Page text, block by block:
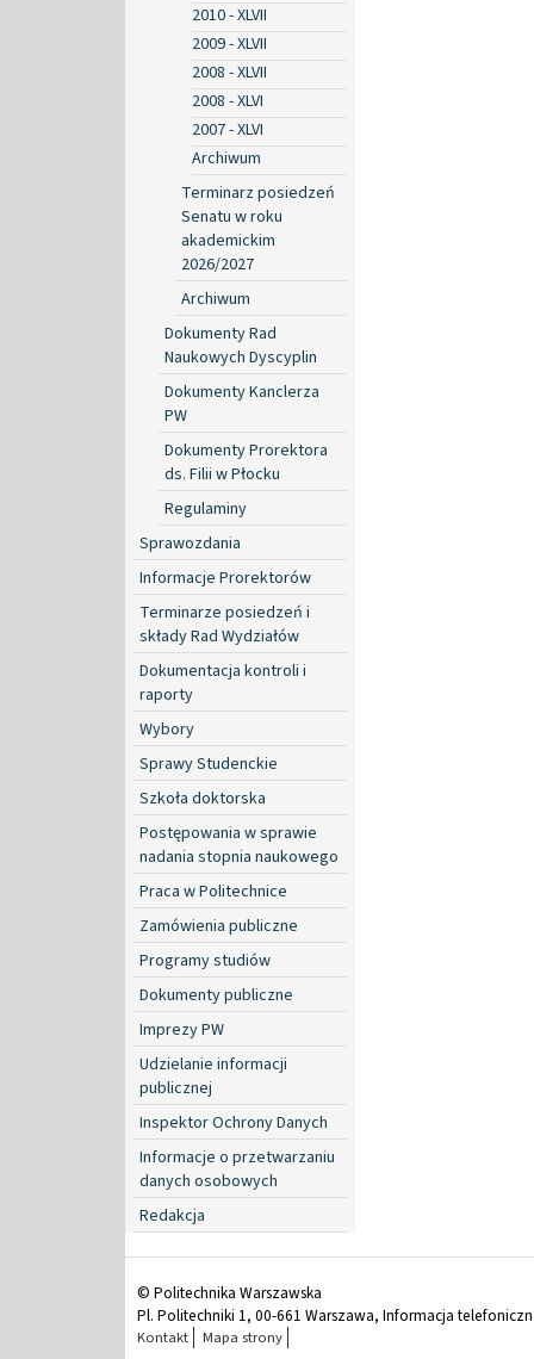
2010 - XLVII
2009 - XLVII
2008 - XLVII
2008 - XLVI
2007 - XLVI
Archiwum
Terminarz posiedzeń
Senatu w roku
akademickim
2026/2027
Archiwum
Dokumenty Rad
Naukowych Dyscyplin
Dokumenty Kanclerza
PW
Dokumenty Prorektora
ds. Filii w Płocku
Regulaminy
Sprawozdania
Informacje Prorektorów
Terminarze posiedzeń i
składy Rad Wydziałów
Dokumentacja kontroli i
raporty
Wybory
Sprawy Studenckie
Szkoła doktorska
Postępowania w sprawie
nadania stopnia naukowego
Praca w Politechnice
Zamówienia publiczne
Programy studiów
Dokumenty publiczne
Imprezy PW
Udzielanie informacji
publicznej
Inspektor Ochrony Danych
Informacje o przetwarzaniu
danych osobowych
Redakcja
© Politechnika Warszawska
Pl. Politechniki 1, 00-661 Warszawa, Informacja
Kontakt Mapa strony